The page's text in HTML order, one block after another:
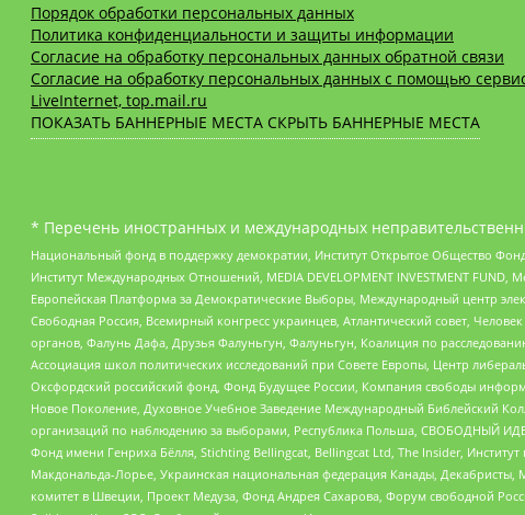
Порядок обработки персональных данных
Политика конфиденциальности и защиты информации
Согласие на обработку персональных данных обратной связи
Согласие на обработку персональных данных с помощью
LiveInternet, top.mail.ru
ПОКАЗАТЬ БАННЕРНЫЕ МЕСТА СКРЫТЬ БАННЕРНЫЕ МЕСТА
* Перечень иностранных и международных
Национальный фонд в поддержку демократии, Институт Открытое Общество
Институт Международных Отношений, MEDIA DEVELOPMENT INVESTMENT
Европейская Платформа за Демократические Выборы, Международный центр
Свободная Россия, Всемирный конгресс украинцев, Атлантический совет,
органов, Фалунь Дафа, Друзья Фалуньгун, Фалуньгун, Коалиция по
Ассоциация школ политических исследований при Совете Европы, Центр
Оксфордский российский фонд, Фонд Будущее России, Компания свободы
Новое Поколение, Духовное Учебное Заведение Международный Библейский
организаций по наблюдению за выборами, Республика Польша, СВОБОДНЫЙ
Фонд имени Генриха Бёлля, Stichting Bellingcat, Bellingcat Ltd, The Insider,
Макдональда-Лорье, Украинская национальная федерация Канады,
комитет в Швеции, Проект Медуза, Фонд Андрея Сахарова, Форум свободной